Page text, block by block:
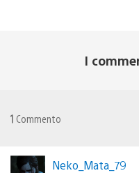
I
1 Commento
Neko_Mata_79